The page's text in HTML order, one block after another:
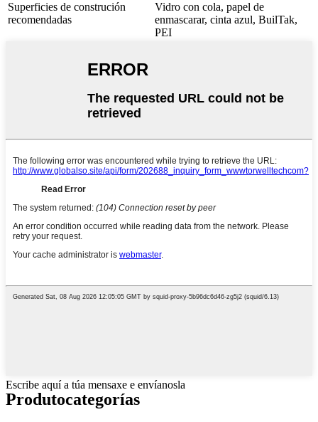
Superficies de construción
recomendadas
Vidro con cola, papel de
enmascarar, cinta azul, BuilTak,
PEI
Escribe aquí a túa mensaxe e envíanosla
Produtocategorías